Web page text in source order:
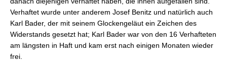
Verhaftet wurde unter anderem Josef Benitz und natürlich auch
Karl Bader, der mit seinem Glockengeläut ein Zeichen des
Widerstands gesetzt hat; Karl Bader war von den 16 Verhafteten
am längsten in Haft und kam erst nach einigen Monaten wieder
frei.